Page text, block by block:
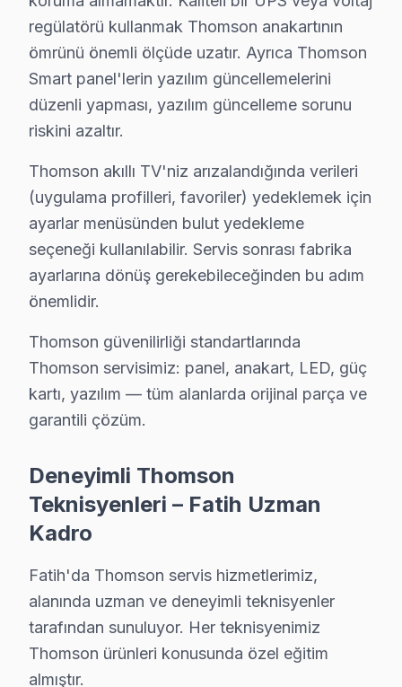
Thomson Uzman Teknisyen Ekibi — Fatih
Emre K. — Thomson Servis Uzmanı
· Thomson fabrika servis sertifikası
· Orijinal ve OEM yedek parça tedarikçisi
· 2010'dan günümüze tüm Thomson modelleri
· Fatih'de 520+
· Müşteri memnuniyeti
· Ortalama tamir süresi:2–3 iş günü
· Tüm işlemler
Bu sayfayla ilgili hizmet sayfaları:
↑ Thomson Servis Ana Sayfası
↑ Fatih TV Servis Merkezi
regülatörü kullanmak Thomson anakartının
ömrünü önemli ölçüde uzatır. Ayrıca Thomson
Smart panel'lerin yazılım güncellemelerini
düzenli yapması, yazılım güncelleme sorunu
riskini azaltır.
Thomson akıllı TV'niz arızalandığında verileri
(uygulama profilleri, favoriler) yedeklemek için
ayarlar menüsünden bulut yedekleme
seçeneği kullanılabilir. Servis sonrası fabrika
ayarlarına dönüş gerekebileceğinden bu adım
önemlidir.
Thomson güvenilirliği standartlarında
Thomson servisimiz: panel, anakart, LED, güç
kartı, yazılım — tüm alanlarda orijinal parça ve
garantili çözüm.
Deneyimli Thomson
Teknisyenleri – Fatih Uzman
Kadro
Fatih'da Thomson servis hizmetlerimiz,
alanında uzman ve deneyimli teknisyenler
tarafından sunuluyor. Her teknisyenimiz
Thomson ürünleri konusunda özel eğitim
almıştır.